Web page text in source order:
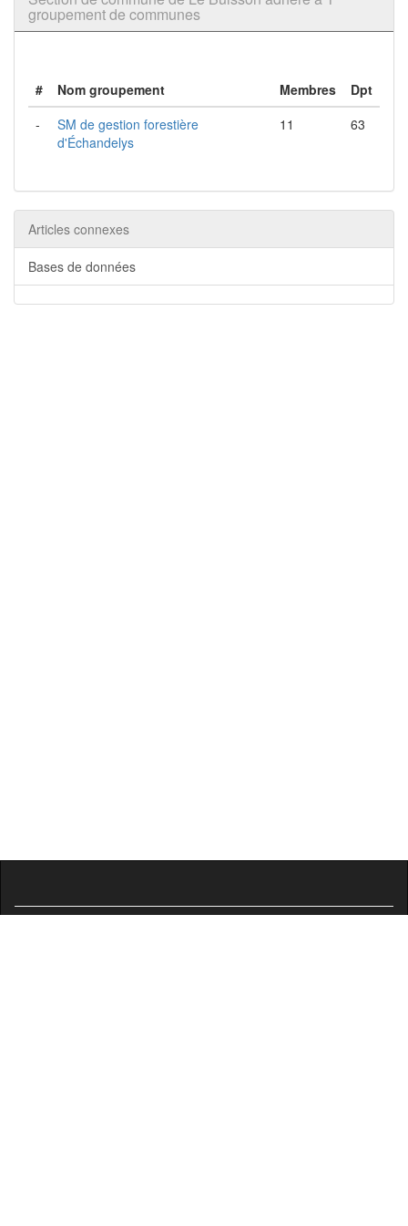
groupement de communes
# Nom groupement Membres
Dpt
-
SM de gestion forestière
d'Échandelys
11 63
Articles connexes
Bases de données